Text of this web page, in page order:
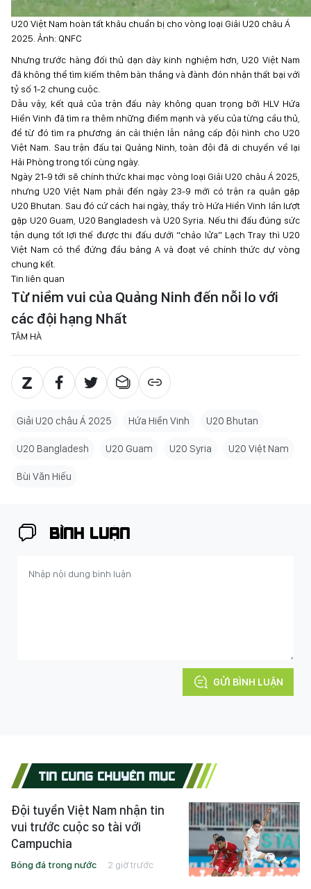
U20 Việt Nam hoàn tất khâu chuẩn bị cho vòng loại Giải U20 châu Á
2025. Ảnh: QNFC
Nhưng trước hàng đối thủ dạn dày kinh nghiệm hơn, U20 Việt Nam
đã không thể tìm kiếm thêm bàn thắng và đành đón nhận thất bại với
tỷ số 1-2 chung cuộc.
Dẫu vậy, kết quả của trận đấu này không quan trọng bởi HLV Hứa
Hiền Vinh đã tìm ra thêm những điểm mạnh và yếu của từng cầu thủ,
để từ đó tìm ra phương án cải thiện lẫn nâng cấp đội hình cho U20
Việt Nam. Sau trận đấu tại Quảng Ninh, toàn đội đã di chuyển về lại
Hải Phòng trong tối cùng ngày.
Ngày 21-9 tới sẽ chính thức khai mạc vòng loại Giải U20 châu Á 2025,
nhưng U20 Việt Nam phải đến ngày 23-9 mới có trận ra quân gặp
U20 Bhutan. Sau đó cứ cách hai ngày, thầy trò Hứa Hiền Vinh lần lượt
gặp U20 Guam, U20 Bangladesh và U20 Syria. Nếu thi đấu đúng sức
tận dụng tốt lợi thế được thi đấu dưới “chảo lửa” Lạch Tray thì U20
Việt Nam có thể đứng đầu bảng A và đoạt vé chính thức dự vòng
chung kết.
Tin liên quan
Từ niềm vui của Quảng Ninh đến nỗi lo với
các đội hạng Nhất
TÂM HÀ
Giải U20 châu Á 2025 Hứa Hiền Vinh U20 Bhutan
U20 Bangladesh U20 Guam U20 Syria U20 Việt Nam
Bùi Văn Hiếu
BÌNH LUẬN
GỬI BÌNH LUẬN
TIN CÙNG CHUYÊN MỤC
Đội tuyển Việt Nam nhận tin
vui trước cuộc so tài với
Campuchia
Bóng đá trong nước 2 giờ trước